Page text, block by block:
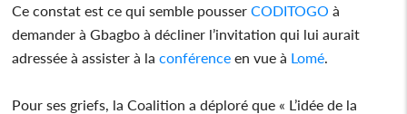
Ce constat est ce qui semble pousserCODITOGO à
demander à Gbagbo à décliner l’invitation qui lui aurait
adressée à assister à la conférence en vue à Lomé
Pour ses griefs, la Coalition a déploré que « L’idée de la